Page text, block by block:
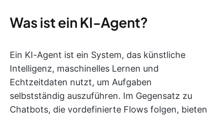
Was ist ein KI-Agent?
Ein KI-Agent ist ein System, das künstliche
Intelligenz, maschinelles Lernen und
Echtzeitdaten nutzt, um Aufgaben
selbstständig auszuführen. Im Gegensatz zu
Chatbots, die vordefinierte Flows folgen, bieten